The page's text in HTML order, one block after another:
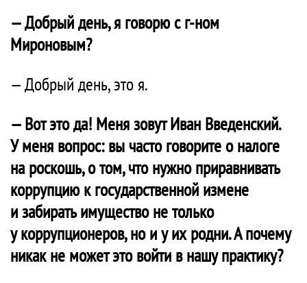
— Добрый день, я говорю с г-ном
Мироновым?
— Добрый день, это я.
— Вот это да! Меня зовут Иван Введенский.
У меня вопрос: вы часто говорите о налоге
на роскошь, о том, что нужно приравнивать
коррупцию к государственной измене
и забирать имущество не только
у коррупционеров, но и у их родни. А почему
никак не может это войти в нашу практику?